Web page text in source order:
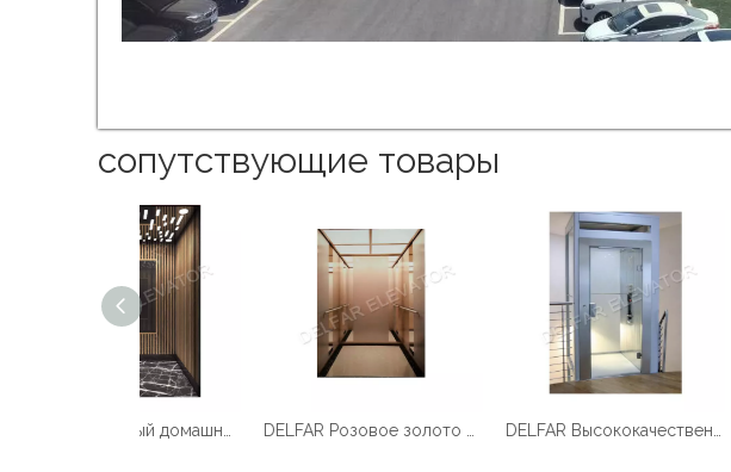
сопутствующие товары
DELFAR Розовое золото Нерж.ст.Домашний лифт DELFAR Высококачественный и прочный домашний лифт